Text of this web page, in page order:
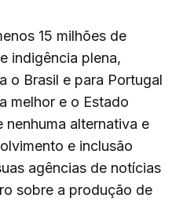
15 milhões de
indigência plena,
o Brasil e para Portugal
melhor e o Estado
alternativa e
e inclusão
agências de notícias
sobre a produção de